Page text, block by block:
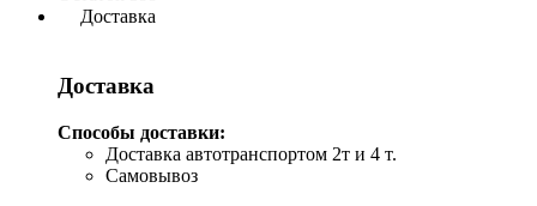
Доставка
Доставка
Способы доставки:
Доставка автотранспортом 2т и 4 т.
Самовывоз